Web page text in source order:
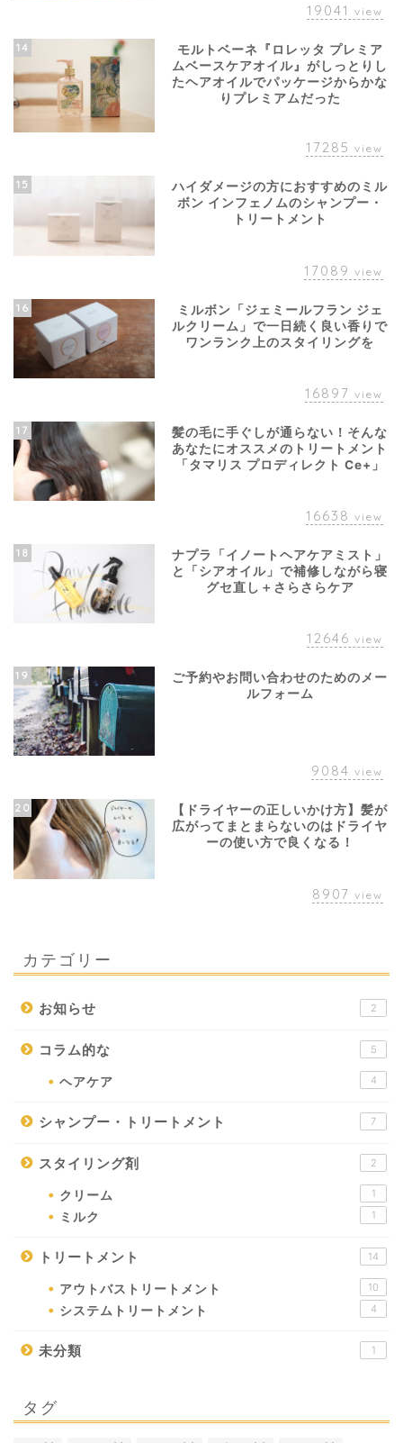
19041 view
14
モルトベーネ『ロレッタ プレミア
ムベースケアオイル』がしっとりし
たヘアオイルでパッケージからかな
りプレミアムだった
17285 view
15
ハイダメージの方におすすめのミル
ボン インフェノムのシャンプー・
トリートメント
17089 view
16
ミルボン「ジェミールフラン ジェ
ルクリーム」で一日続く良い香りで
ワンランク上のスタイリングを
16897 view
17
髪の毛に手ぐしが通らない！そんな
あなたにオススメのトリートメント
「タマリス プロディレクト Ce+」
16638 view
18
ナプラ「イノートヘアケアミスト」
と「シアオイル」で補修しながら寝
グセ直し＋さらさらケア
12646 view
19
ご予約やお問い合わせのためのメー
ルフォーム
9084 view
20
【ドライヤーの正しいかけ方】髪が
広がってまとまらないのはドライヤ
ーの使い方で良くなる！
8907 view
カテゴリー
お知らせ 2
コラム的な 5
ヘアケア 4
シャンプー・トリートメント 7
スタイリング剤 2
クリーム 1
ミルク 1
トリートメント 14
アウトバストリートメント 10
システムトリートメント 4
未分類 1
タグ